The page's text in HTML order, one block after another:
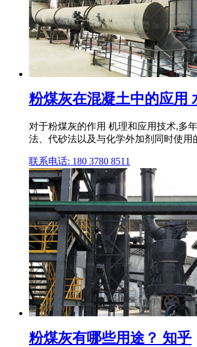
粉煤灰在混凝土中的应用
对于粉煤灰的作用 机理和应用技术,多
法、代砂法以及与化学外加剂同时使用
联系电话: 180 3780 8511
粉煤灰有哪些用途？ 知乎